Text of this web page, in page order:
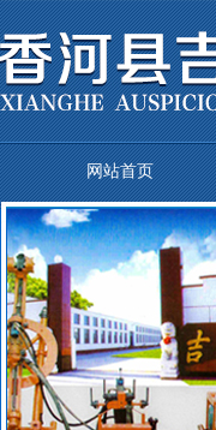
网站首页